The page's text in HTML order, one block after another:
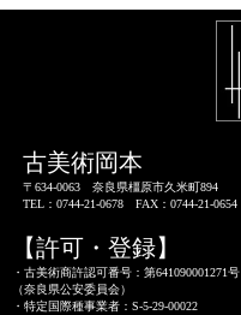
古美術岡本
〒634-0063 奈良県橿原市久米町894
TEL：0744-21-0678 FAX：0744-21-0654
【許可・登録】
・古美術商許認可番号：第641090001271号
（奈良県公安委員会）
・特定国際種事業者：S-5-29-00022